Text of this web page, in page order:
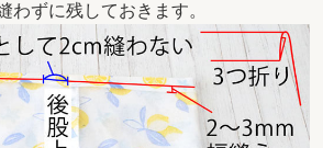
わずに残しておきます。